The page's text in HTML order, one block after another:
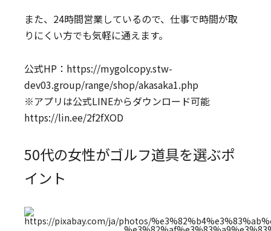
また、24時間営業しているので、仕事で時間が取
りにくい方でも気軽に通えます。
公式HP： https://mygolcopy.stw-
dev03.group/range/shop/akasaka1.php
※アプリは公式LINEからダウンロード可能
https://lin.ee/2f2fXOD
50代の女性がゴルフ道具を選ぶポ
イント